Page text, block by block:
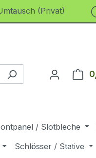
(Privat)
/ Slotbleche
Schlösser / Stative